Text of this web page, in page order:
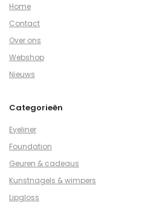
Home
Contact
Over ons
Webshop
Nieuws
Categorieën
Eyeliner
Foundation
Geuren & cadeaus
Kunstnagels & wimpers
Lipgloss